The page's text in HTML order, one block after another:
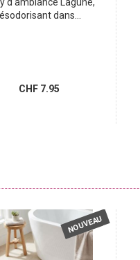
dans...
CHF 7.95
NOUVEAU